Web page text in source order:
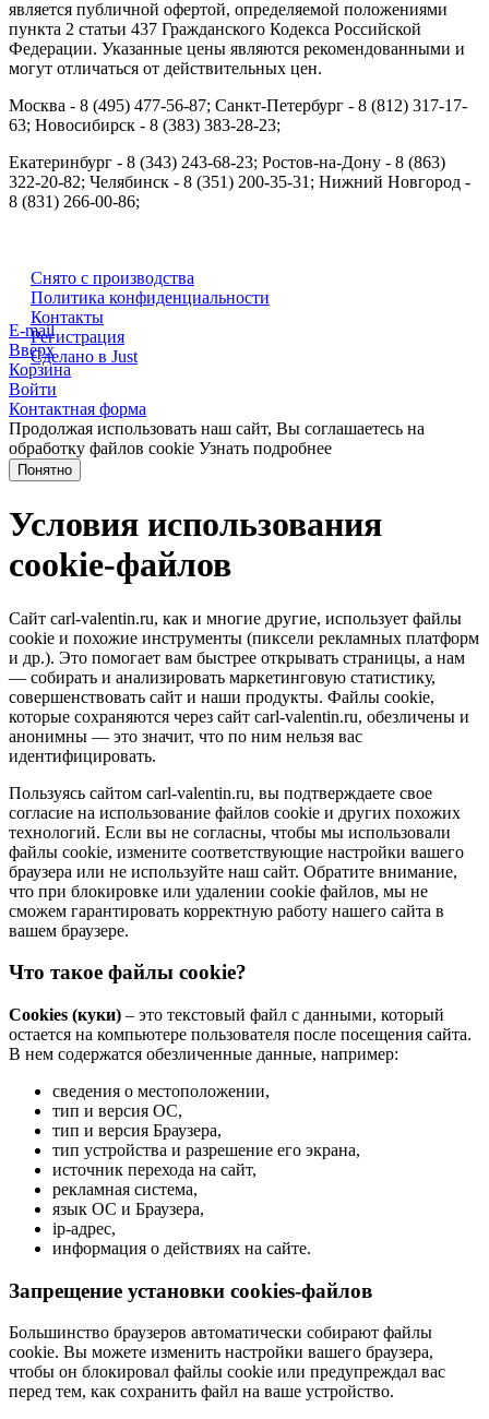
является публичной офертой, определяемой положениями
пункта 2 статьи 437 Гражданского Кодекса Российской
Федерации. Указанные цены являются рекомендованными и
могут отличаться от действительных цен.
Москва - 8 (495) 477-56-87; Санкт-Петербург - 8 (812) 317-17-
63; Новосибирск - 8 (383) 383-28-23;
Екатеринбург - 8 (343) 243-68-23; Ростов-на-Дону - 8 (863)
322-20-82; Челябинск - 8 (351) 200-35-31; Нижний Новгород -
8 (831) 266-00-86;
Снято с производства
Политика конфиденциальности
Контакты
Регистрация
Сделано в Just
E-mail
Вверх
Корзина
Войти
Контактная форма
Продолжая использовать наш сайт, Вы соглашаетесь на
обработку файлов cookie Узнать подробнее
Понятно
Условия использования
cookie-файлов
Сайт carl-valentin.ru, как и многие другие, использует файлы
cookie и похожие инструменты (пиксели рекламных платформ
и др.). Это помогает вам быстрее открывать страницы, а нам
— собирать и анализировать маркетинговую статистику,
совершенствовать сайт и наши продукты. Файлы сookie,
которые сохраняются через сайт carl-valentin.ru, обезличены и
анонимны — это значит, что по ним нельзя вас
идентифицировать.
Пользуясь сайтом carl-valentin.ru, вы подтверждаете свое
согласие на использование файлов cookie и других похожих
технологий. Если вы не согласны, чтобы мы использовали
файлы cookie, измените соответствующие настройки вашего
браузера или не используйте наш сайт. Обратите внимание,
что при блокировке или удалении cookie файлов, мы не
сможем гарантировать корректную работу нашего сайта в
вашем браузере.
Что такое файлы cookie?
Cookies (куки) – это текстовый файл с данными, который
остается на компьютере пользователя после посещения сайта.
В нем содержатся обезличенные данные, например:
сведения о местоположении,
тип и версия ОС,
тип и версия Браузера,
тип устройства и разрешение его экрана,
источник перехода на сайт,
рекламная система,
язык ОС и Браузера,
ip-адрес,
информация о действиях на сайте.
Запрещение установки cookies-файлов
Большинство браузеров автоматически собирают файлы
cookie. Вы можете изменить настройки вашего браузера,
чтобы он блокировал файлы cookie или предупреждал вас
перед тем, как сохранить файл на ваше устройство.